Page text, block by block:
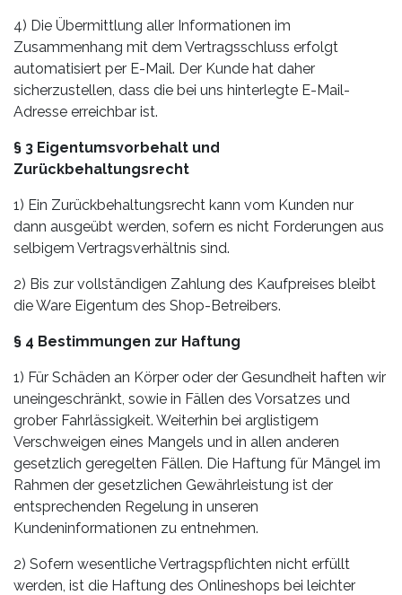
4) Die Übermittlung aller Informationen im
Zusammenhang mit dem Vertragsschluss erfolgt
automatisiert per E-Mail. Der Kunde hat daher
sicherzustellen, dass die bei uns hinterlegte E-Mail-
Adresse erreichbar ist.
§ 3 Eigentumsvorbehalt und
Zurückbehaltungsrecht
1) Ein Zurückbehaltungsrecht kann vom Kunden nur
dann ausgeübt werden, sofern es nicht Forderungen aus
selbigem Vertragsverhältnis sind.
2) Bis zur vollständigen Zahlung des Kaufpreises bleibt
die Ware Eigentum des Shop-Betreibers.
§ 4 Bestimmungen zur Haftung
1) Für Schäden an Körper oder der Gesundheit haften wir
uneingeschränkt, sowie in Fällen des Vorsatzes und
grober Fahrlässigkeit. Weiterhin bei arglistigem
Verschweigen eines Mangels und in allen anderen
gesetzlich geregelten Fällen. Die Haftung für Mängel im
Rahmen der gesetzlichen Gewährleistung ist der
entsprechenden Regelung in unseren
Kundeninformationen zu entnehmen.
2) Sofern wesentliche Vertragspflichten nicht erfüllt
werden, ist die Haftung des Onlineshops bei leichter